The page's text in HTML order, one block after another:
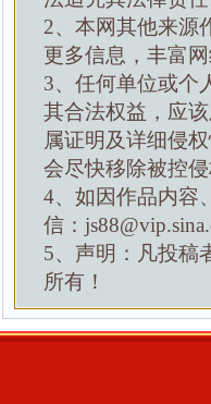
2、本网其他来源
更多信息，丰富
3、任何单位或个
其合法权益，应
属证明及详细侵
会尽快移除被控侵
4、如因作品内容
信：
5、声明：凡投稿
所有！